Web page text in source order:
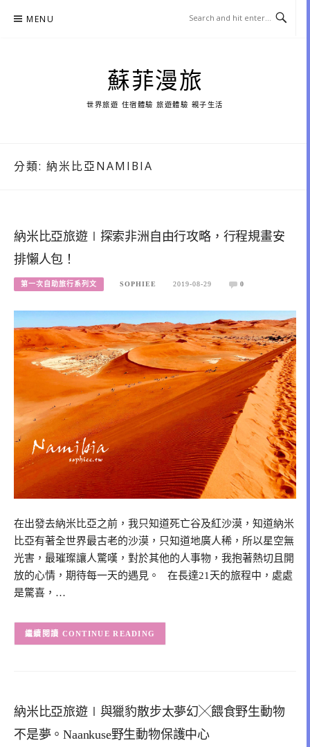
MENU
蘇菲漫旅
世界旅遊 住宿體驗 旅遊體驗 親子生活
分類: 納米比亞NAMIBIA
納米比亞旅遊∣探索非洲自由行攻略，行程規畫安
排懶人包！
第一次自助旅行系列文 SOPHIEE 2019-08-29 0
在出發去納米比亞之前，我只知道死亡谷及紅沙漠，知道納米
比亞有著全世界最古老的沙漠，只知道地廣人稀，所以星空無
光害，最璀璨讓人驚嘆，對於其他的人事物，我抱著熱切且開
放的心情，期待每一天的遇見。 在長達21天的旅程中，處處
是驚喜，…
CONTINUE READING
納米比亞旅遊∣與獵豹散步太夢幻╳餵食野生動物
不是夢。Naankuse野生動物保護中心